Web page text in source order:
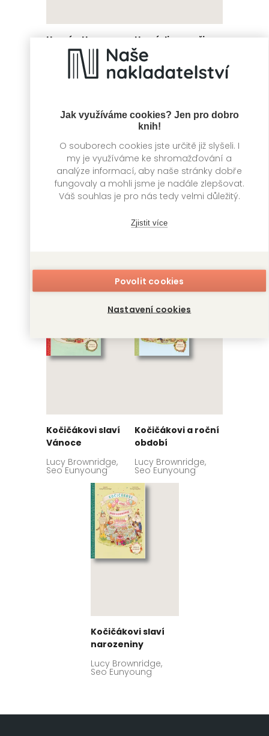
Jak využíváme cookies? Jen pro dobro
knih!
O souborech cookies jste určitě již slyšeli. I
my je využíváme ke shromažďování a
analýze informací, aby naše stránky dobře
fungovaly a mohli jsme je nadále zlepšovat.
Váš souhlas je pro nás tedy velmi důležitý.
Zjistit více
Povolit cookies
Nastavení cookies
Hravý atlas
Kate Davies, Duo
Carnovsky
Hraví dinosauři
Lucy Brownridge,
Duo Carnovsky
Kočičákovi jdou do
Seo Eunyoung
Kočičákovi slaví
Vánoce
Lucy Brownridge,
Seo Eunyoung
Kočičákovi a roční
období
Lucy Brownridge,
Seo Eunyoung
Kočičákovi slaví
narozeniny
Lucy Brownridge,
Seo Eunyoung